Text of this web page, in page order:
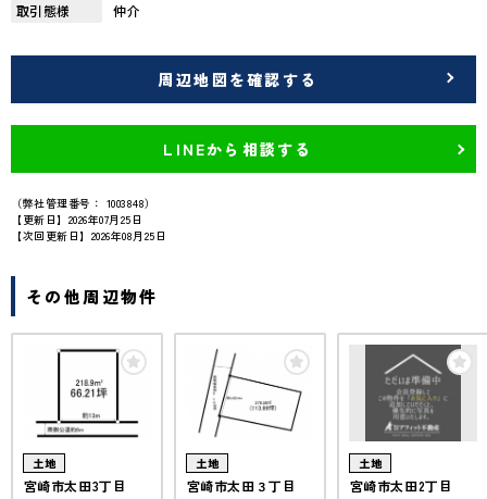
取引態様
仲介
周辺地図を確認する
LINEから相談する
（弊社管理番号： 1003848）
【更新日】2026年07月25日
【次回更新日】2026年08月25日
その他周辺物件
土地
宮崎市太田3丁目
土地
宮崎市太田３丁目
土地
宮崎市太田2丁目